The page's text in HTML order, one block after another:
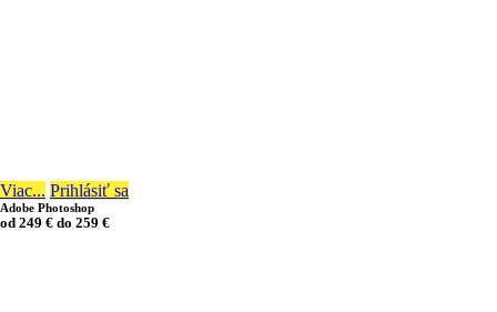
Viac... Prihlásiť sa
Adobe Photoshop
od 249 € do 259 €